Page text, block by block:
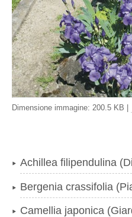
Dimensione immagine: 200.5 KB
Achillea filipendulina
Bergenia crassifolia
Camellia japonica